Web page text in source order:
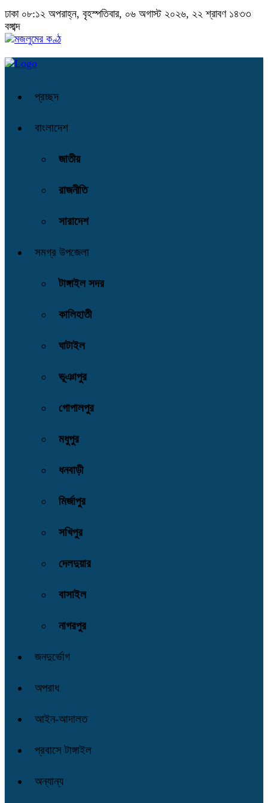
ঢাকা ০৮:১২ অপরাহ্ন, বৃহস্পতিবার, ০৬ অগাস্ট ২০২৬, ২২ শ্রাবণ ১৪৩৩
বঙ্গাব্দ
প্রচ্ছদ
বাংলাদেশ
জাতীয়
রাজনীতি
সারাদেশ
সমগ্র উপজেলা
টাঙ্গাইল সদর
কালিহাতী
ঘাটাইল
ভূঞাপুর
গোপালপুর
মধুপুর
ধনবাড়ী
মির্জাপুর
সখিপুর
দেলদুয়ার
বাসাইল
নাগরপুর
জনদুর্ভোগ
অপরাধ
আইন-আদালত
প্রবাসে টাঙ্গাইল
অন্যান্য